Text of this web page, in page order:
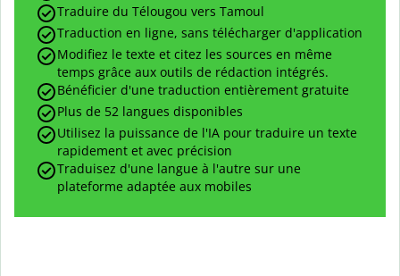
Traduire du Télougou vers Tamoul
Traduction en ligne, sans télécharger d'application
Modifiez le texte et citez les sources en même
temps grâce aux outils de rédaction intégrés.
Bénéficier d'une traduction entièrement gratuite
Plus de 52 langues disponibles
Utilisez la puissance de l'IA pour traduire un texte
rapidement et avec précision
Traduisez d'une langue à l'autre sur une
plateforme adaptée aux mobiles